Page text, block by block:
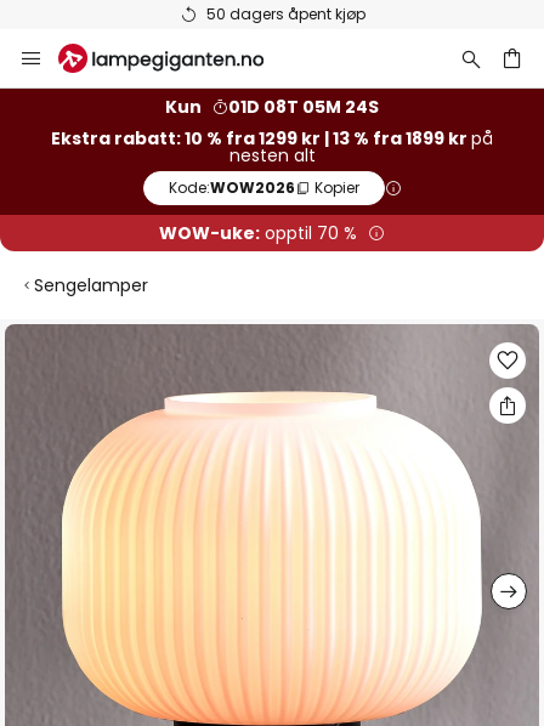
50 dagers åpent kjøp
Hopp
til
Kun
01D 08T 05M 24S
Ekstra rabatt: 10 % fra 1299 kr | 13 % fra 1899 kr på
nesten alt
Kode:WOW2026 Kopier
WOW-uke: opptil 70 %
Sengelamper
Gå
bildegalleri